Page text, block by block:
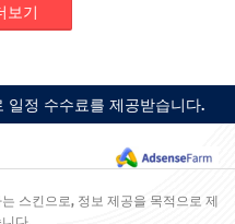
보기
정 수수료를 제공받습니다.
스킨으로, 정보 제공을 목적으로 제